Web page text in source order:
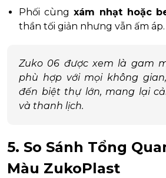
Phối cùng xám nhạt hoặc
thần tối giản nhưng vẫn ấm áp.
Zuko 06 được xem là gam
phù hợp với mọi không
đến biệt thự lớn, mang lại
và thanh lịch.
5. So Sánh Tổng
Màu ZukoPlast